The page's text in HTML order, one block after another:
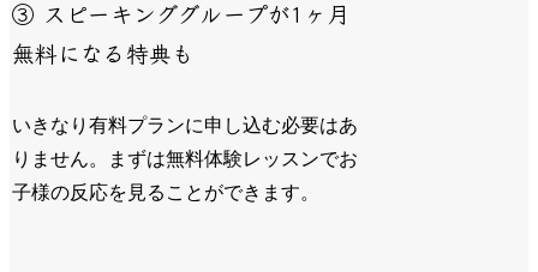
③ スピーキンググループが1ヶ月
無料になる特典も
いきなり有料プランに申し込む必要はあ
りません。まずは無料体験レッスンでお
子様の反応を見ることができます。